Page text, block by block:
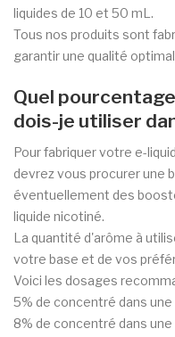
liquides de 10 et 50 mL.
Tous nos produits sont
garantir une qualité
Quel
dois-je utiliser
Pour fabriquer votre e-
devrez vous procurer une
éventuellement des
liquide nicotiné.
La quantité d'arôme à
votre base et de vos
Voici les dosages
5% de concentré dans
8% de concentré dans